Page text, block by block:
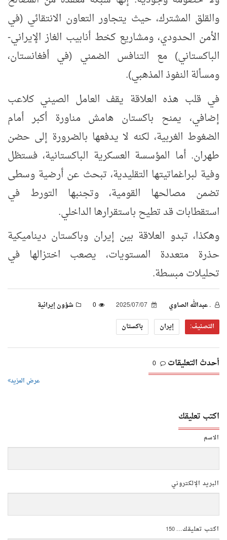
والقلق المشترك، حيث يتجاور التعاون الانتقائي (في
الأمن الحدودي، ومشاريع كخط أنابيب الغاز الإيراني-
الباكستاني) مع التنافس الضمني (في أفغانستان،
ومسألة النفوذ المذهبي).
في قلب هذه العلاقة يقف العامل الصيني كلاعب
إضافي، يمنح باكستان هامش مناورة أكبر أمام
الضغوط الغربية، لكنه لا يدفعها بالضرورة إلى حضن
طهران. أما المؤسسة العسكرية الباكستانية، فستظل
وفية لبراغماتيتها التقليدية، تبحث عن أرضية وسطى
تضمن مصالحها القومية، وتجنبها التورط في
استقطابات قد تطيح باستقرارها الداخلي.
وهكذا، تبدو العلاقة بين إيران وباكستان ديناميكية
حذرة متعددة المستويات، يصعب اختزالها في
تحليلات مبسطة.
. عبدالله الصاوي 0
شؤون إيرانية
التصنيف:
إيران باكستان
أحدث التعليقات 0
عرض المزيد
اكتب تعليقك
الاسم
البريد الإلكتروني
اكتب تعليقك...150